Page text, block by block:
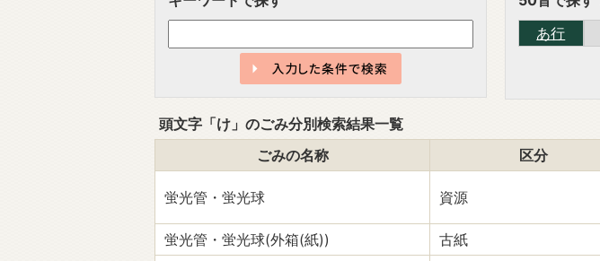
あ行
頭文字「け 」のごみ分別検索結果一覧
ごみの名称
区分
蛍光管・蛍光球 資源
蛍光管・蛍光球(外箱(紙))
古紙